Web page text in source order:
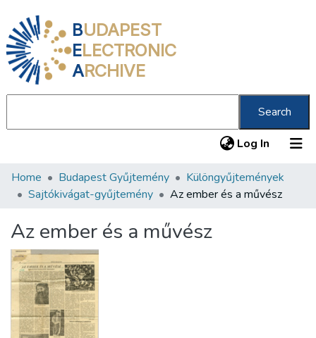
BUDAPEST
ELECTRONIC
ARCHIVE
Search
Log In (current)
Communities & Collections
Statistics
About us
Home Budapest Gyűjtemény
Különgyűjtemények
Sajtókivágat-gyűjtemény
Az ember és a művész
Az ember és a művész